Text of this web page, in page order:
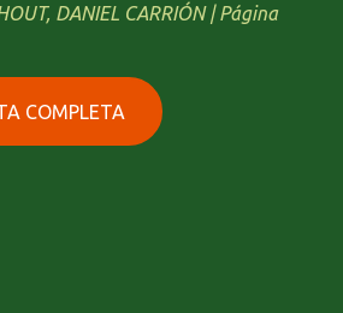
DANIEL CARRIÓN | Página
COMPLETA